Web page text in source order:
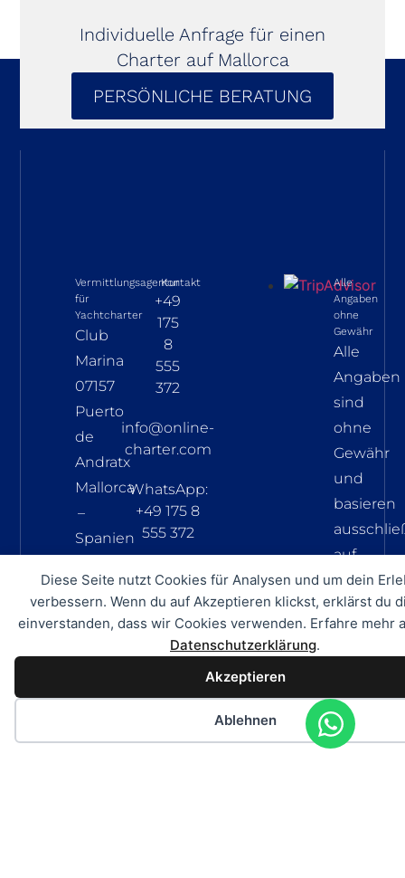
Diese Seite nutzt Cookies für Analysen und um dein
verbessern. Wenn du auf Akzeptieren klickst, erklärst du
einverstanden, dass wir Cookies verwenden. Erfahre mehr
Datenschutzerklärung.
Akzeptieren
Ablehnen
Individuelle Anfrage für einen
Charter auf Mallorca
PERSÖNLICHE BERATUNG
Vermittlungsagentur
für
Yachtcharter
Club
Marina
07157
Puerto
de
Andratx
Mallorca
–
Spanien
Kontakt
+49
175
8
555
372
info@online-
charter.com
WhatsApp:
+49 175 8
555 372
Alle
Angaben
ohne
Gewähr
Alle
Angaben
sind
ohne
Gewähr
und
basieren
auf
welche
vom
gestellt